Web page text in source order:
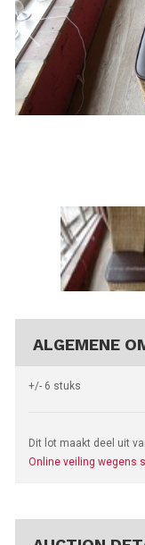
ALGEMENE
+/- 6 stuks
Dit lot maakt deel uit
Online veiling wegens